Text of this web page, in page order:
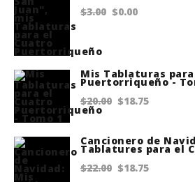
$3.00 Original
$3.00.
$0.00
$0.00.
Mis Tablaturas
Puertorriqueño -
$20.00 Original
was:
$18.75
is:
Cancionero de
Tablatures para el
$22.00 Original
$18.75